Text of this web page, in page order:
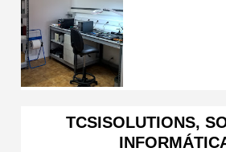
TCSISOLUTIONS,